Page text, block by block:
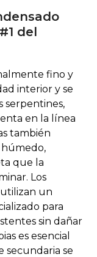
del
fino y
interior y se
serpentines,
en la línea
también
que la
Los
un
para
sin dañar
es esencial
secundaria se